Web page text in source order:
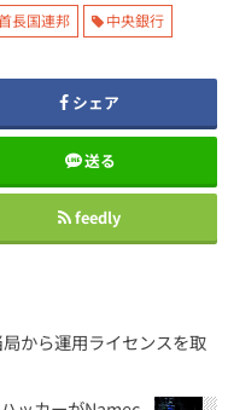
長国連邦 中央銀行
シェア
送る
feedly
から運用ライセンスを取